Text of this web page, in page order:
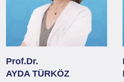
Prof.Dr.
AYDA TÜRKÖZ